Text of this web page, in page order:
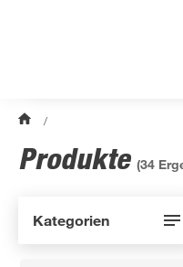
/
Produkte (34
Kategorien